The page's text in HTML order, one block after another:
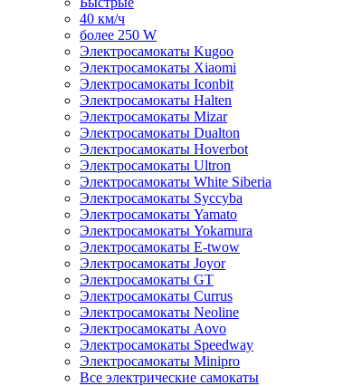
40 км/ч
более 250 W
Электросамокаты Kugoo
Электросамокаты Xiaomi
Электросамокаты Iconbit
Электросамокаты Halten
Электросамокаты Mizar
Электросамокаты Dualton
Электросамокаты Hoverbot
Электросамокаты Ultron
Электросамокаты White Siberia
Электросамокаты Syccyba
Электросамокаты Yamato
Электросамокаты Yokamura
Электросамокаты E-twow
Электросамокаты Joyor
Электросамокаты GT
Электросамокаты Currus
Электросамокаты Neoline
Электросамокаты Aovo
Электросамокаты Speedway
Электросамокаты Minipro
Все электрические самокаты